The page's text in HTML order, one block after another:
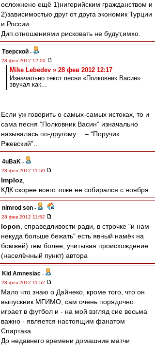
осложнено ещё 1)нигерийским гражданством и
2)зависимостью друг от друга экономик Турции
и России.
Дип.отношениями рисковать не будут,имхо.
Тверской -
28 фев 2012 12:00
Mike Lebedev » 28 фев 2012 12:17
Изначально текст песни «Полковник Васин»
звучал как...
Если уж говорить о самых-самых истоках, то и
сама песня ”Полковник Васин” изначально
называлась по-другому… – “Поручик
Ржевский”…
4uBaK -
28 фев 2012 11:59
Imploz
КДК скорее всего тоже не собирался с ноября.
nimrod son -
28 фев 2012 11:52
lopon , справедливости ради, в строчке "и нам
некуда больше бежать" есть явный намёк на
бомжей) тем более, учитывая происхождение
(населённый пункт) автора
Kid Amnesiac -
28 фев 2012 11:52
Мало что знаю о Дайнеко, кроме того, что он
выпускник МГИМО, сам очень порядочно
играет в футбол и - на мой взгляд сие весьма
важно - является настоящим фанатом
Спартака.
До недавнего времени домашние матчи